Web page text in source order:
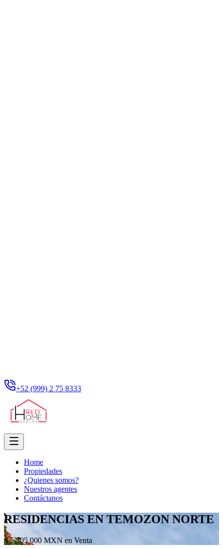
+52 (999) 2 75 8333
Home
Propiedades
¿Quienes somos?
Nuestros agentes
Contáctanos
RESIDENCIAS EN TEMOZON NORTE
$ 5,205,000 MXN en Venta